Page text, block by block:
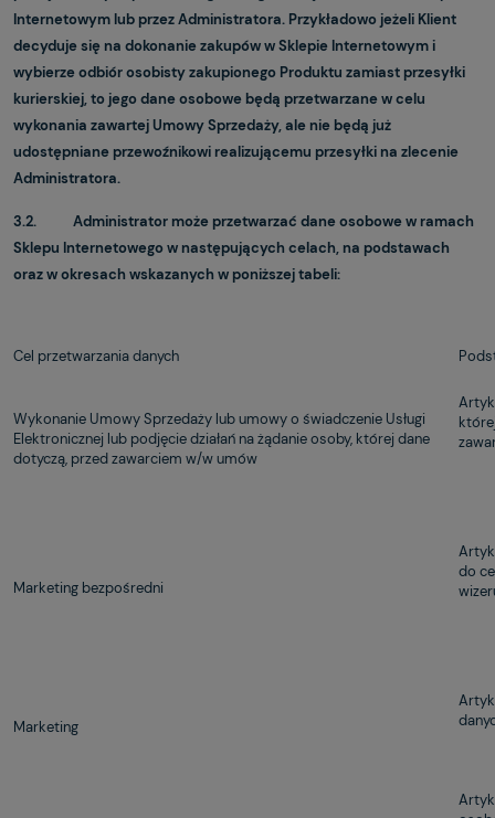
Internetowym lub przez Administratora. Przykładowo jeżeli Klient
decyduje się na dokonanie zakupów w Sklepie Internetowym i
wybierze odbiór osobisty zakupionego Produktu zamiast przesyłki
kurierskiej, to jego dane osobowe będą przetwarzane w celu
wykonania zawartej Umowy Sprzedaży, ale nie będą już
udostępniane przewoźnikowi realizującemu przesyłki na zlecenie
Administratora.
3.2. Administrator może przetwarzać dane osobowe w ramach
Sklepu Internetowego w następujących celach, na podstawach
oraz w okresach wskazanych w poniższej tabeli:
Cel przetwarzania danych
Wykonanie Umowy Sprzedaży lub umowy o świadczenie Usługi
Elektronicznej lub podjęcie działań na żądanie osoby, której dane
dotyczą, przed zawarciem w/w umów
Marketing bezpośredni
do
Marketing